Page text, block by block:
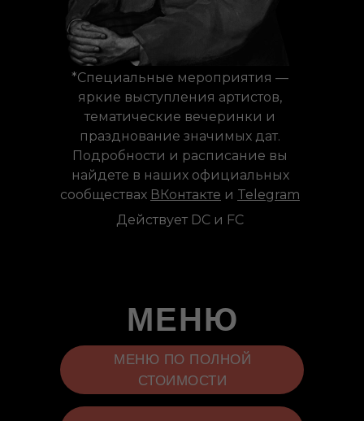
*Специальные мероприятия —
яркие выступления артистов,
тематические вечеринки и
празднование значимых дат.
Подробности и расписание вы
найдете в наших официальных
сообществах ВКонтакте и Telegram
Действует DC и FC
МЕНЮ
МЕНЮ ПО ПОЛНОЙ
СТОИМОСТИ